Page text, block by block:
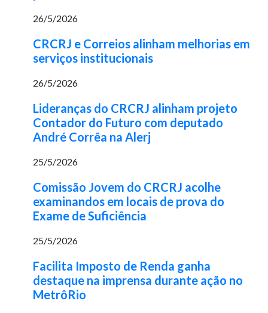
26/5/2026
CRCRJ e Correios alinham melhorias em
serviços institucionais
26/5/2026
Lideranças do CRCRJ alinham projeto
Contador do Futuro com deputado
André Corrêa na Alerj
25/5/2026
Comissão Jovem do CRCRJ acolhe
examinandos em locais de prova do
Exame de Suficiência
25/5/2026
Facilita Imposto de Renda ganha
destaque na imprensa durante ação no
MetrôRio